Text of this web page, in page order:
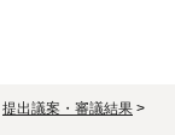
提出議案・審議結果 >